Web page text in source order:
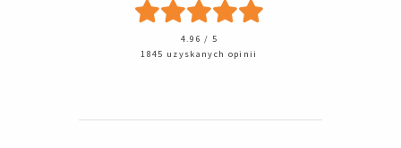
4.96 / 5
1845 uzyskanych opinii